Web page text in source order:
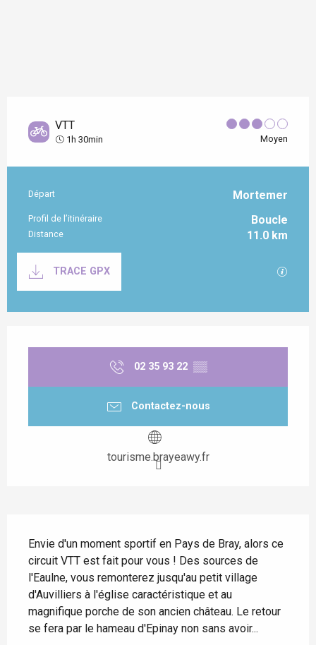
VTT
1h 30min Moyen
Informations pratiques
Départ Mortemer
Profil de l’itinéraire Boucle
Distance 11.0 km
TRACE GPX
02 35 93 22 ▒▒
Contactez-nous
tourisme.brayeawy.fr
Envie d'un moment sportif en Pays de Bray, alors ce
circuit VTT est fait pour vous ! Des sources de
l'Eaulne, vous remonterez jusqu'au petit village
d'Auvilliers à l'église caractéristique et au
magnifique porche de son ancien château. Le retour
se fera par le hameau d'Epinay non sans avoir...